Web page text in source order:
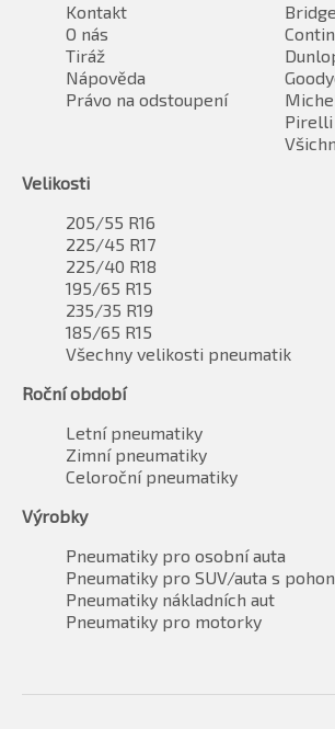
Kontakt
O nás
Tiráž
Nápověda
Právo na odstoupení
Pirelli
Velikosti
205/55 R16
225/45 R17
225/40 R18
195/65 R15
235/35 R19
185/65 R15
Všechny velikosti pneumatik
Roční období
Letní pneumatiky
Zimní pneumatiky
Celoroční pneumatiky
Výrobky
Pneumatiky pro osobní auta
Pneumatiky pro SUV/auta s
Pneumatiky nákladních aut
Pneumatiky pro motorky